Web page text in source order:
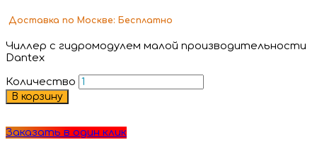
Доставка по Москве: Бесплатно
Чиллер с гидромодулем малой производительности
Dantex
Количество
В корзину
Заказать в один клик